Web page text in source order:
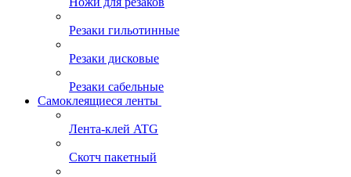
Резаки гильотинные
Резаки дисковые
Резаки сабельные
Самоклеящиеся ленты
Лента-клей ATG
Скотч пакетный